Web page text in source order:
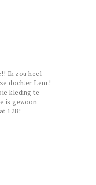
Ik zou heel
dochter Lenn!
kleding te
is gewoon
128!